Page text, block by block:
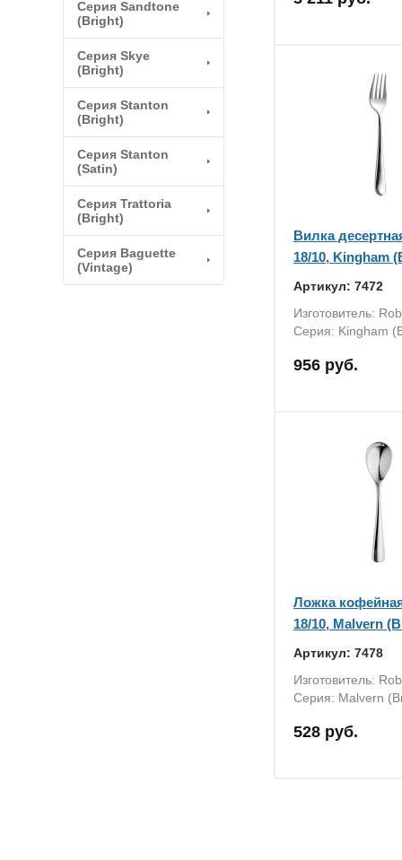
Серия Sandtone
(Bright)
Серия Skye
(Bright)
Серия Stanton
(Bright)
Серия Stanton
(Satin)
Серия Trattoria
(Bright)
Серия Baguette
(Vintage)
Вилка
18/10, Kingham
Артикул: 7472
Изготовитель:
Серия: Kingham
956 руб.
Ложка
18/10, Malvern
Артикул: 7478
Изготовитель:
Серия: Malvern
528 руб.